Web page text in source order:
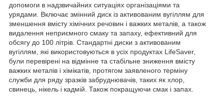
допомоги в надзвичайних ситуаціях організаціями та
урядами. Включає змінний диск із активованим вугіллям для
зменшення вмісту хімічних речовин і важких металів, а також
видалення неприємного смаку та запаху, ефективний для
обсягу до 100 літрів. Cтандартні диски з активованим
вугіллям, які використовуються в усіх продуктах LifeSaver,
були перевірені на відмінне та стабільне зниження вмісту
важких металів і хімікатів, протягом заявленого терміну
служби для ряду зразків забруднювачів, таких як хлор,
свинець, нікель і кадмій. Також покращуючи смак і запах.